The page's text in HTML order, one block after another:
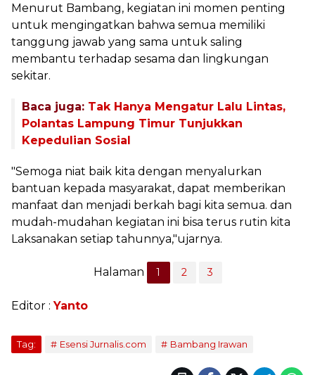
Menurut Bambang, kegiatan ini momen penting
untuk mengingatkan bahwa semua memiliki
tanggung jawab yang sama untuk saling
membantu terhadap sesama dan lingkungan
sekitar.
Baca juga: Tak Hanya Mengatur Lalu Lintas,
Polantas Lampung Timur Tunjukkan
Kepedulian Sosial
"Semoga niat baik kita dengan menyalurkan
bantuan kepada masyarakat, dapat memberikan
manfaat dan menjadi berkah bagi kita semua. dan
mudah-mudahan kegiatan ini bisa terus rutin kita
Laksanakan setiap tahunnya,"ujarnya.
Halaman 1 2 3
Editor :Yanto
Tag: Esensi Jurnalis.com Bambang Irawan